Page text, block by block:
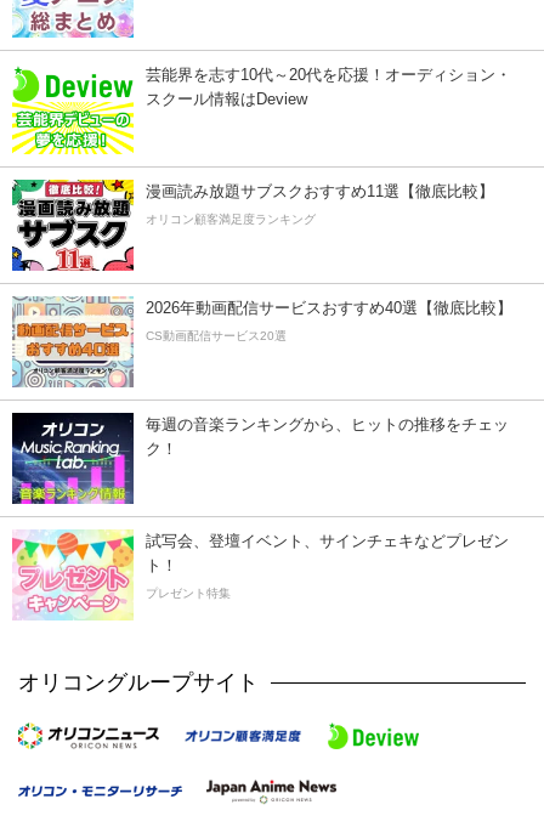
芸能界を志す10代～20代を応援！オーディション・
スクール情報はDeview
漫画読み放題サブスクおすすめ11選【徹底比較】
オリコン顧客満足度ランキング
2026年動画配信サービスおすすめ40選【徹底比較】
CS動画配信サービス20選
毎週の音楽ランキングから、ヒットの推移をチェッ
ク！
試写会、登壇イベント、サインチェキなどプレゼン
ト！
プレゼント特集
オリコングループサイト